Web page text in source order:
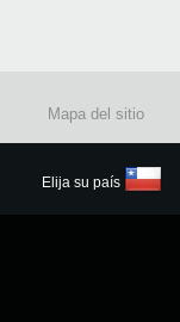
Mapa del sitio
Elija su país